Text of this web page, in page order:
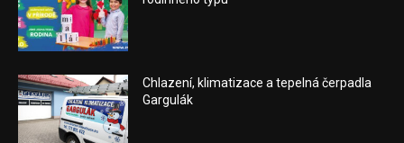
Chlazení, klimatizace a tepelná čerpadla
Gargulák